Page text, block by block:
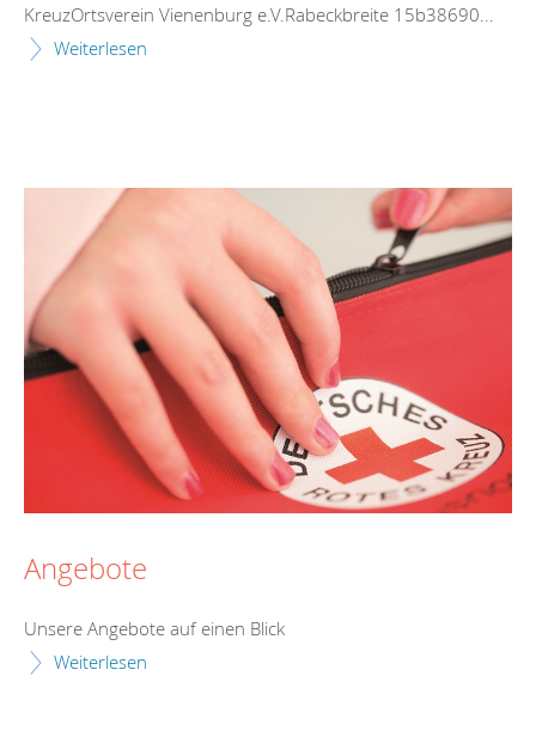
KreuzOrtsverein Vienenburg e.V.Rabeckbreite 15b38690...
Weiterlesen
Angebote
Unsere Angebote auf einen Blick
Weiterlesen